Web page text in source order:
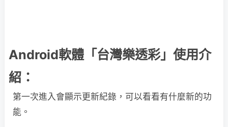
Android軟體「台灣樂透彩」使用介
紹：
第一次進入會顯示更新紀錄，可以看看有什麼新的功
能。